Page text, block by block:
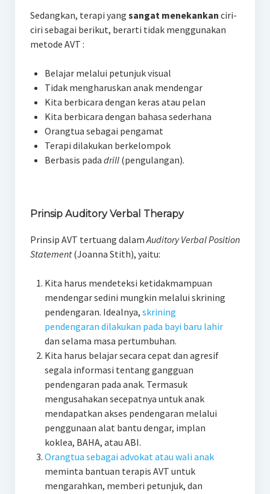
Sedangkan, terapi yang sangat menekankan ciri-
ciri sebagai berikut, berarti tidak menggunakan
metode AVT :
Belajar melalui petunjuk visual
Tidak mengharuskan anak mendengar
Kita berbicara dengan keras atau pelan
Kita berbicara dengan bahasa sederhana
Orangtua sebagai pengamat
Terapi dilakukan berkelompok
Berbasis pada drill(pengulangan).
Prinsip Auditory Verbal Therapy
Prinsip AVT tertuang dalamAuditory Verbal Position
Statement(Joanna Stith), yaitu:
Kita harus mendeteksi ketidakmampuan
mendengar sedini mungkin melalui skrining
pendengaran. Idealnya, skrining
pendengaran dilakukan pada bayi baru lahir
dan selama masa pertumbuhan.
Kita harus belajar secara cepat dan agresif
segala informasi tentang gangguan
pendengaran pada anak. Termasuk
mengusahakan secepatnya untuk anak
mendapatkan akses pendengaran melalui
penggunaan alat bantu dengar, implan
koklea, BAHA, atau ABI.
Orangtua sebagai advokat atau wali anak
meminta bantuan terapis AVT untuk
mengarahkan, memberi petunjuk, dan